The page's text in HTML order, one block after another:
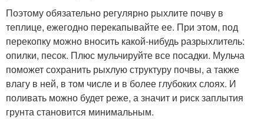
Поэтому обязательно регулярно рыхлите почву в
теплице, ежегодно перекапывайте ее. При этом, под
перекопку можно вносить какой-нибудь разрыхлитель:
опилки, песок. Плюс мульчируйте все посадки. Мульча
поможет сохранить рыхлую структуру почвы, а также
влагу в ней, в том числе и в более глубоких слоях. И
поливать можно будет реже, а значит и риск заплытия
грунта становится минимальным.